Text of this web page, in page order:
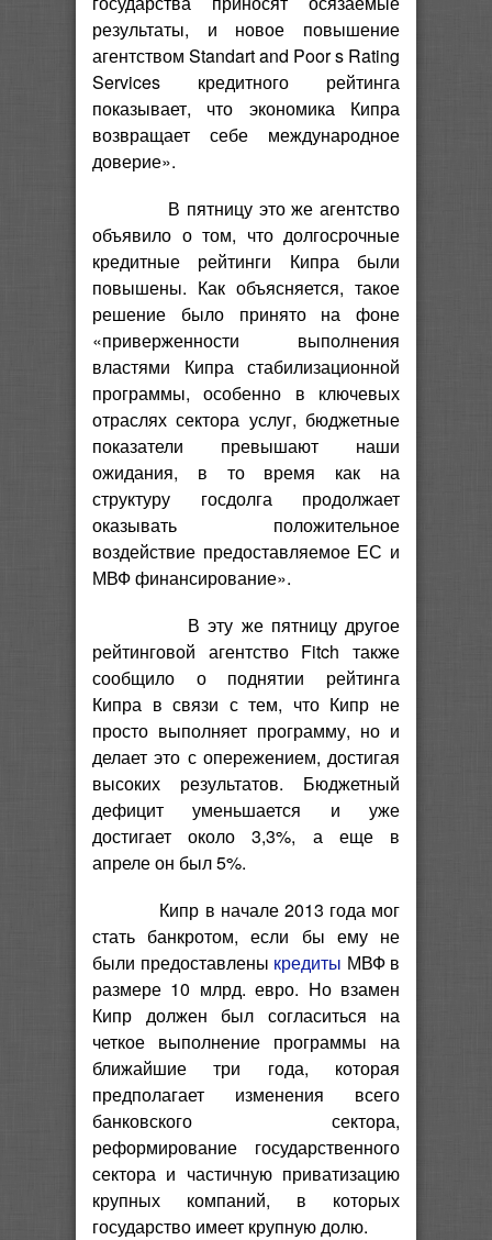
результаты, и новое повышение
агентством Standart and Poor s Rating
Services кредитного рейтинга
показывает, что экономика Кипра
возвращает себе международное
доверие».
В пятницу это же агентство
объявило о том, что долгосрочные
кредитные рейтинги Кипра были
повышены. Как объясняется, такое
решение было принято на фоне
«приверженности выполнения
властями Кипра стабилизационной
программы, особенно в ключевых
отраслях сектора услуг, бюджетные
показатели превышают наши
ожидания, в то время как на
структуру госдолга продолжает
оказывать положительное
воздействие предоставляемое ЕС и
МВФ финансирование».
В эту же пятницу другое
рейтинговой агентство Fitch также
сообщило о поднятии рейтинга
Кипра в связи с тем, что Кипр не
просто выполняет программу, но и
делает это с опережением, достигая
высоких результатов. Бюджетный
дефицит уменьшается и уже
достигает около 3,3%, а еще в
апреле он был 5%.
Кипр в начале 2013 года мог
стать банкротом, если бы ему не
были предоставлены кредиты МВФ в
размере 10 млрд. евро. Но взамен
Кипр должен был согласиться на
четкое выполнение программы на
ближайшие три года, которая
предполагает изменения всего
банковского сектора,
реформирование государственного
сектора и частичную приватизацию
крупных компаний, в которых
государство имеет крупную долю.